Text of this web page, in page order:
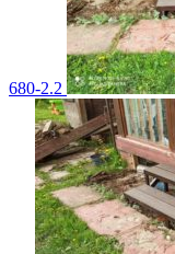
680-2.2